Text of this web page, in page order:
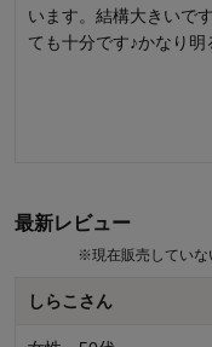
います。結構大きいで
ても十分です♪かなり
った7ヶ月で壊れた。新
ん。こんなに早く壊れ
最新レビュー
※現在販売していな
しらこさん